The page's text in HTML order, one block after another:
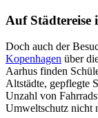
Auf Städtereise
Doch auch der
Kopenhagen über
Aarhus finden
Altstädte, gepflegte
Unzahl von
Umweltschutz nicht